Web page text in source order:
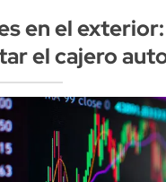
en el
el cajero